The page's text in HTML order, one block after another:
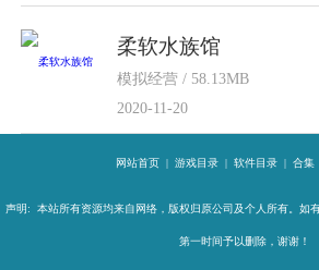
柔软水族馆
模拟经营 / 58.13MB
2020-11-20
网站首页 | 游戏目录 | 软件目录 | 合集
声明: 本站所有资源均来自网络，版权归原公司及个人所有。如
第一时间予以删除，谢谢！